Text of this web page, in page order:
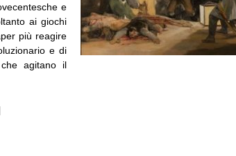
e
ai giochi
più reagire
e di
agitano il